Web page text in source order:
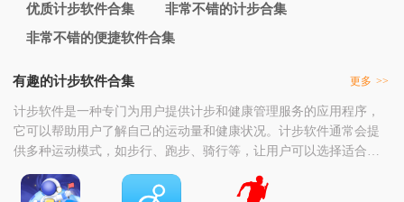
优质计步软件合集
非常不错的计步合集
非常不错的便捷软件合集
有趣的计步软件合集 更多 >>
计步软件是一种专门为用户提供计步和健康管理服务的应用程序，
它可以帮助用户了解自己的运动量和健康状况。计步软件通常会提
供多种运动模式，如步行、跑步、骑行等，让用户可以选择适合自
户可以与好友一起进行运动挑战和比赛，增强用户的运动兴趣和动